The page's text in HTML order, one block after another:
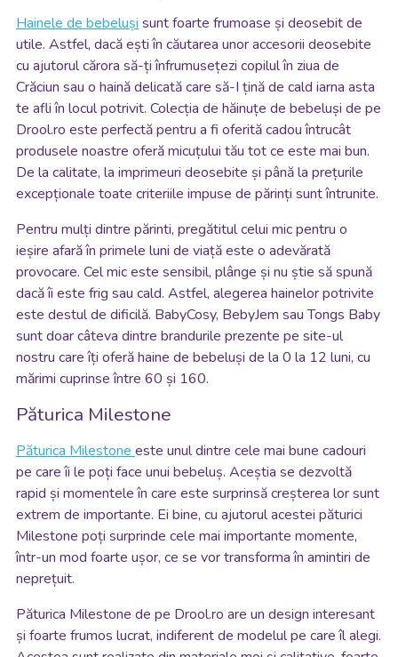
Hainele de bebeluși sunt foarte frumoase și deosebit de
utile. Astfel, dacă ești în căutarea unor accesorii deosebite
cu ajutorul cărora să-ți înfrumusețezi copilul în ziua de
Crăciun sau o haină delicată care să-I țină de cald iarna asta
te afli în locul potrivit. Colecția de hăinuțe de bebeluși de pe
Drool.ro este perfectă pentru a fi oferită cadou întrucât
produsele noastre oferă micuțului tău tot ce este mai bun.
De la calitate, la imprimeuri deosebite și până la prețurile
excepționale toate criteriile impuse de părinți sunt întrunite.
Pentru mulți dintre părinti, pregătitul celui mic pentru o
ieșire afară în primele luni de viață este o adevărată
provocare. Cel mic este sensibil, plânge și nu știe să spună
dacă îi este frig sau cald. Astfel, alegerea hainelor potrivite
este destul de dificilă. BabyCosy, BebyJem sau Tongs Baby
sunt doar câteva dintre brandurile prezente pe site-ul
nostru care îți oferă haine de bebeluși de la 0 la 12 luni, cu
mărimi cuprinse între 60 și 160.
Păturica Milestone
Păturica Milestone este unul dintre cele mai bune cadouri
pe care îi le poți face unui bebeluș. Aceștia se dezvoltă
rapid și momentele în care este surprinsă creșterea lor sunt
extrem de importante. Ei bine, cu ajutorul acestei păturici
Milestone poți surprinde cele mai importante momente,
într-un mod foarte ușor, ce se vor transforma în amintiri de
neprețuit.
Păturica Milestone de pe Drool.ro are un design interesant
și foarte frumos lucrat, indiferent de modelul pe care îl alegi.